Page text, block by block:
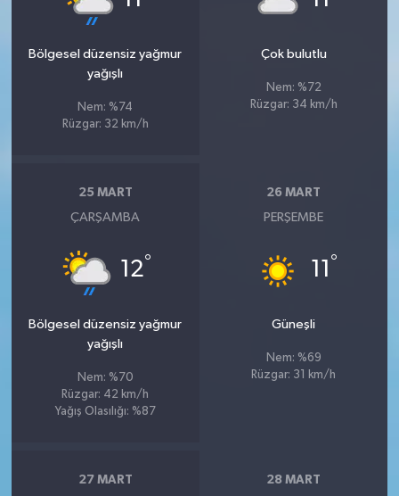
Bölgesel düzensiz yağmur
yağışlı
Nem: %74
Rüzgar: 32 km/h
Çok bulutlu
Nem: %72
Rüzgar: 34 km/h
25 MART
ÇARŞAMBA
12°
Bölgesel düzensiz yağmur
yağışlı
Nem: %70
Rüzgar: 42 km/h
Yağış Olasılığı: %87
26 MART
PERŞEMBE
11 °
Güneşli
Nem: %69
Rüzgar: 31 km/h
27 MART 28 MART